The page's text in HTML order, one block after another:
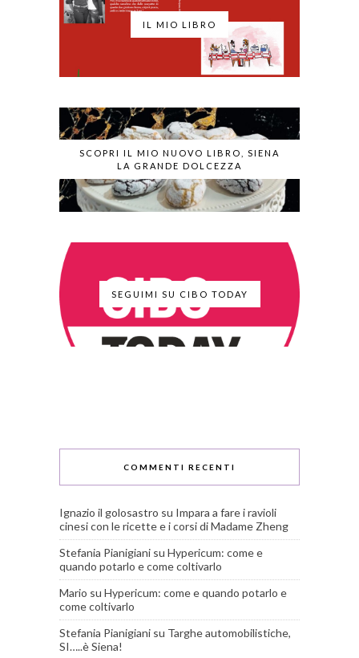
IL MIO LIBRO
SCOPRI IL MIO NUOVO LIBRO, SIENA
LA GRANDE DOLCEZZA
SEGUIMI SU CIBO TODAY
COMMENTI RECENTI
Ignazio il golosastro su Impara a fare i ravioli
cinesi con le ricette e i corsi di Madame Zheng
Stefania Pianigiani su Hypericum: come e
quando potarlo e come coltivarlo
Mario su Hypericum: come e quando potarlo e
come coltivarlo
Stefania Pianigiani su Targhe automobilistiche,
SI…..è Siena!